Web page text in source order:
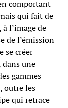
comportant
qui fait de
l’image de
de l’émission
se créer
dans une
gammes
outre les
qui retrace